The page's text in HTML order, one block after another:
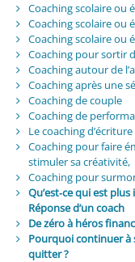
Coaching scolaire ou
Coaching scolaire ou
Coaching scolaire ou
Coaching pour sortir
Coaching autour de
Coaching après une
Coaching de couple
Coaching de
Le coaching
Coaching pour faire
stimuler sa créativité,
Coaching pour
Qu’est‑ce qui est
Réponse d’un coach
De zéro à héros
Pourquoi continuer
quitter ?